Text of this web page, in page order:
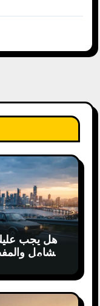
هل يجب عليك
الشامل